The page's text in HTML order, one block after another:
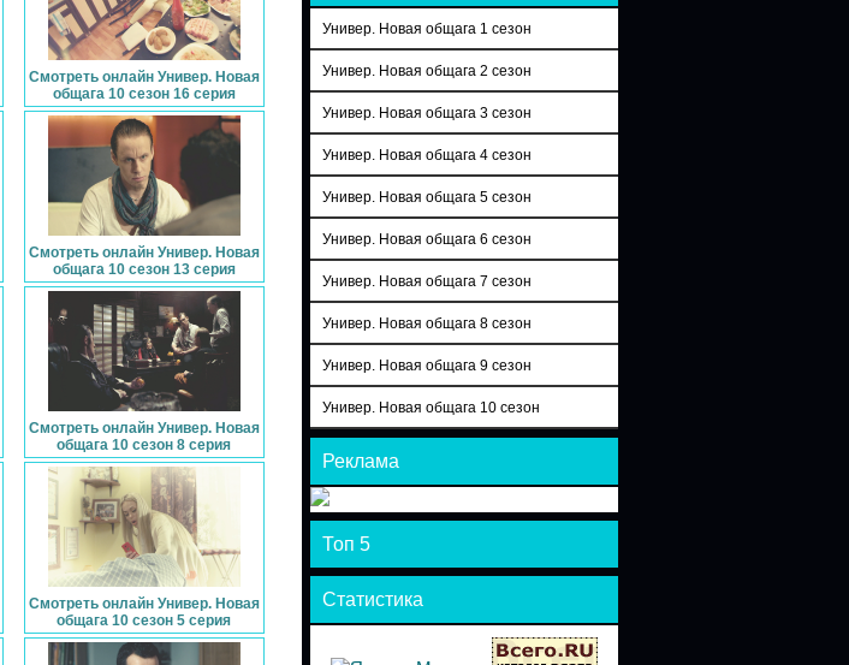
Смотреть онлайн Универ. Новая
общага 10 сезон 16 серия
Смотреть онлайн Универ. Новая
общага 10 сезон 13 серия
Смотреть онлайн Универ. Новая
общага 10 сезон 8 серия
Смотреть онлайн Универ. Новая
общага 10 сезон 5 серия
Универ. Новая общага 1 сезон
Универ. Новая общага 2 сезон
Универ. Новая общага 3 сезон
Универ. Новая общага 4 сезон
Универ. Новая общага 5 сезон
Универ. Новая общага 6 сезон
Универ. Новая общага 7 сезон
Универ. Новая общага 8 сезон
Универ. Новая общага 9 сезон
Универ. Новая общага 10 сезон
Реклама
Топ 5
Статистика